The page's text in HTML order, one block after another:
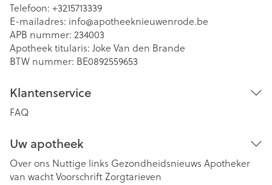
Telefoon: +3215713339
E-mailadres: info@apotheeknieuwenrode.be
APB nummer: 234003
Apotheek titularis: Joke Van den Brande
BTW nummer: BE0892559653
Klantenservice
FAQ
Uw apotheek
Over ons Nuttige links Gezondheidsnieuws Apotheker
van wachtVoorschriftZorgtarieven